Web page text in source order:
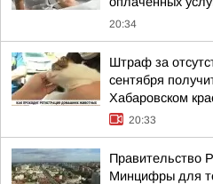
20:34
Штраф за
сентября
Хабаровском
20:33
Правительство
Минцифры для